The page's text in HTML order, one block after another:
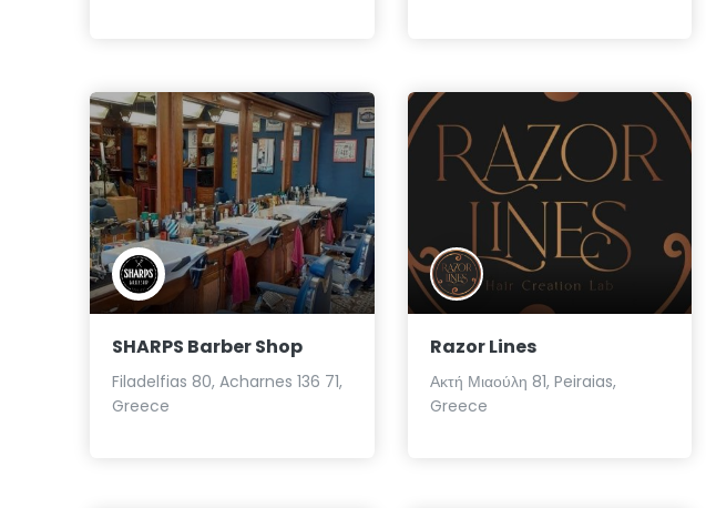
SHARPS Barber Shop
Filadelfias 80, Acharnes 136 71,
Greece
Razor Lines
Ακτή Μιαούλη 81, Peiraias,
Greece